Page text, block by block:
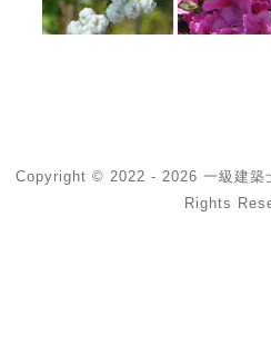
Copyright © 2022 - 2026 一級建築
Rights